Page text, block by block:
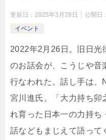
更新日： 2025年3月28日 公開日：
イベント
2022年2月26日。旧日光
のお話会が、こうじや音
行なわれた。話し手は、
宮川進氏。「大力持ち卯
れ育った日本一の力持ち
話などもまじえて語って